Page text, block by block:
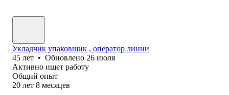
Укладчик упаковщик , оператор линии
45 лет • Обновлено 26 июля
Активно ищет работу
Общий опыт
20 лет 8 месяцев